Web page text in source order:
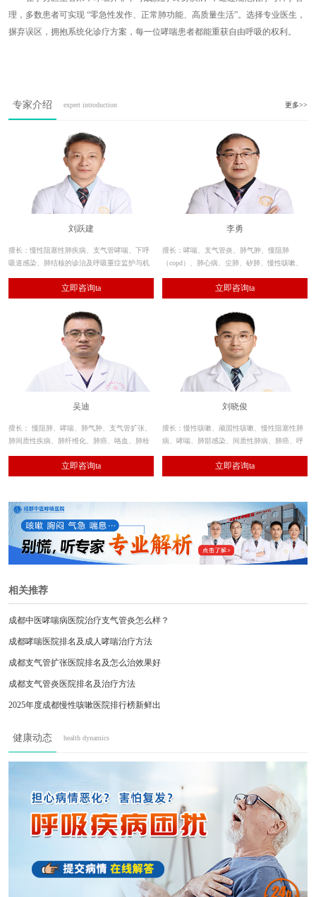
理，多数患者可实现 “零急性发作、正常肺功能、高质量生活”。选择专业医生，
摒弃误区，拥抱系统化诊疗方案，每一位哮喘患者都能重获自由呼吸的权利。
专家介绍 expert introduction 更多>>
刘跃建
擅长：慢性阻塞性肺疾病、支气管哮喘、下呼
吸道感染、肺结核的诊治及呼吸重症监护与机
治疗性应用及肺功能测定。
立即咨询ta
李勇
擅长：哮喘、支气管炎、肺气肿、慢阻肺
（copd）、肺心病、尘肺、矽肺、慢性咳嗽、
化、肺结节、呼吸衰竭等呼吸系统疾病的诊
治。
立即咨询ta
吴迪
擅长： 慢阻肺、哮喘、肺气肿、支气管扩张、
肺间质性疾病、肺纤维化、肺癌、咯血、肺栓
立即咨询ta
刘晓俊
擅长：慢性咳嗽、顽固性咳嗽、慢性阻塞性肺
病、哮喘、肺部感染、间质性肺病、肺癌、呼
立即咨询ta
相关推荐
成都中医哮喘病医院治疗支气管炎怎么样？
成都哮喘医院排名及成人哮喘治疗方法
成都支气管扩张医院排名及怎么治效果好
成都支气管炎医院排名及治疗方法
2025年度成都慢性咳嗽医院排行榜新鲜出
成都间质性肺炎防治指南
成都哮喘患者必看
健康动态 health dynamics